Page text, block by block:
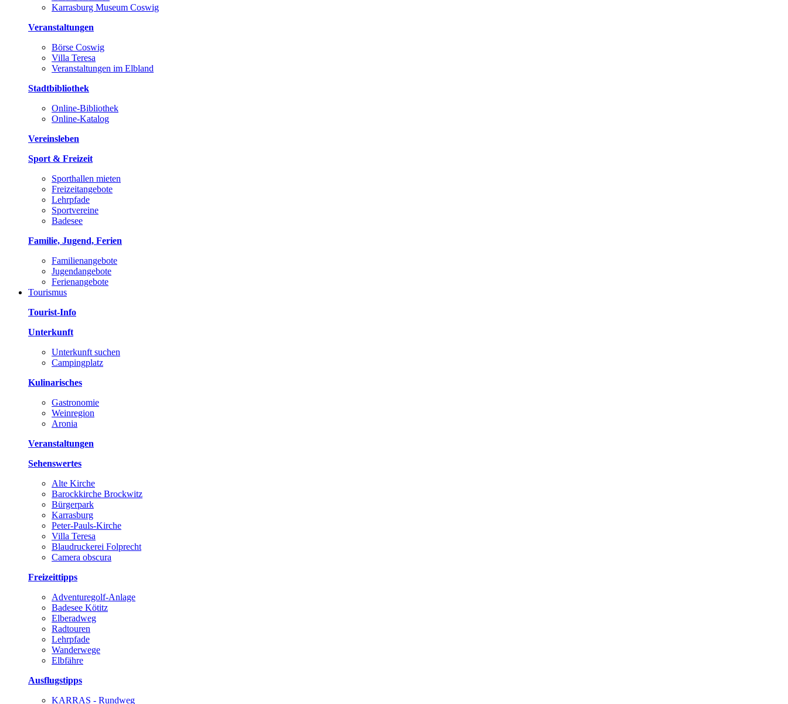
Karrasburg Museum Coswig
Veranstaltungen
Börse Coswig
Villa Teresa
Veranstaltungen im Elbland
Stadtbibliothek
Online-Bibliothek
Online-Katalog
Vereinsleben
Sport & Freizeit
Sporthallen mieten
Freizeitangebote
Lehrpfade
Sportvereine
Badesee
Familie, Jugend, Ferien
Familienangebote
Jugendangebote
Ferienangebote
Tourismus
Tourist-Info
Unterkunft
Unterkunft suchen
Campingplatz
Kulinarisches
Gastronomie
Weinregion
Aronia
Veranstaltungen
Sehenswertes
Alte Kirche
Barockkirche Brockwitz
Bürgerpark
Karrasburg
Peter-Pauls-Kirche
Villa Teresa
Blaudruckerei Folprecht
Camera obscura
Freizeittipps
Adventuregolf-Anlage
Badesee Kötitz
Elberadweg
Radtouren
Lehrpfade
Wanderwege
Elbfähre
Ausflugstipps
KARRAS - Rundweg